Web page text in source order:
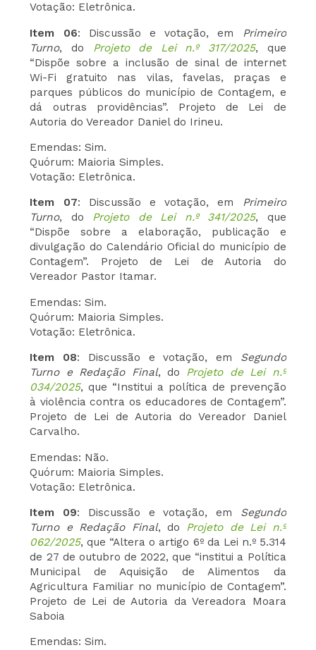
Votação: Eletrônica.
Item 06: Discussão e votação, em Primeiro
Turno, do Projeto de Lei n.º 317/2025, que
“Dispõe sobre a inclusão de sinal de internet
Wi-Fi gratuito nas vilas, favelas, praças e
parques públicos do município de Contagem, e
dá outras providências”. Projeto de Lei de
Autoria do Vereador Daniel do Irineu.
Emendas: Sim.
Quórum: Maioria Simples.
Votação: Eletrônica.
Item 07: Discussão e votação, em Primeiro
Turno, do Projeto de Lei n.º 341/2025, que
“Dispõe sobre a elaboração, publicação e
divulgação do Calendário Oficial do município de
Contagem”. Projeto de Lei de Autoria do
Vereador Pastor Itamar.
Emendas: Sim.
Quórum: Maioria Simples.
Votação: Eletrônica.
Item 08: Discussão e votação, em Segundo
Turno e Redação Final, do Projeto de Lei n.º
034/2025, que “Institui a política de prevenção
à violência contra os educadores de Contagem”.
Projeto de Lei de Autoria do Vereador Daniel
Carvalho.
Emendas: Não.
Quórum: Maioria Simples.
Votação: Eletrônica.
Item 09: Discussão e votação, em Segundo
Turno e Redação Final, do Projeto de Lei n.º
062/2025, que “Altera o artigo 6º da Lei n.º 5.314
de 27 de outubro de 2022, que “institui a Política
Municipal de Aquisição de Alimentos da
Agricultura Familiar no município de Contagem”.
Projeto de Lei de Autoria da Vereadora Moara
Saboia
Emendas: Sim.